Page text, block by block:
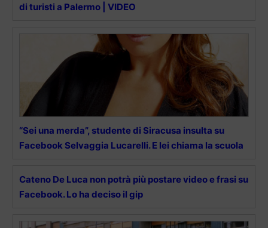
di turisti a Palermo | VIDEO
“Sei una merda”, studente di Siracusa insulta su
Facebook Selvaggia Lucarelli. E lei chiama la scuola
Cateno De Luca non potrà più postare video e frasi su
Facebook. Lo ha deciso il gip